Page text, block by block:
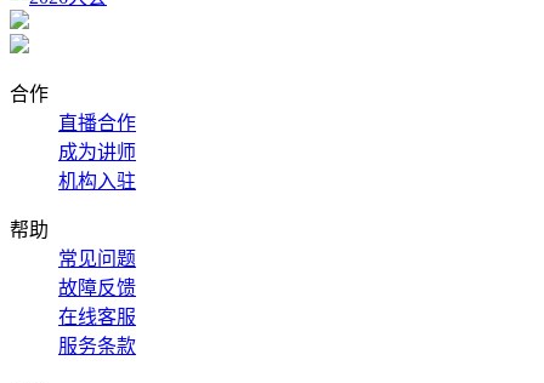
合作
直播合作
成为讲师
机构入驻
帮助
常见问题
故障反馈
在线客服
服务条款